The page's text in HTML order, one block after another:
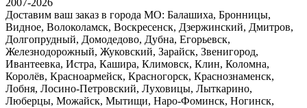
Доставим ваш заказ в города МО: Балашиха, Бронницы,
Видное, Волоколамск, Воскресенск, Дзержинский, Дмитров,
Долгопрудный, Домодедово, Дубна, Егорьевск,
Железнодорожный, Жуковский, Зарайск, Звенигород,
Ивантеевка, Истра, Кашира, Климовск, Клин, Коломна,
Королёв, Красноармейск, Красногорск, Краснознаменск,
Лобня, Лосино-Петровский, Луховицы, Лыткарино,
Люберцы, Можайск, Мытищи, Наро-Фоминск, Ногинск,